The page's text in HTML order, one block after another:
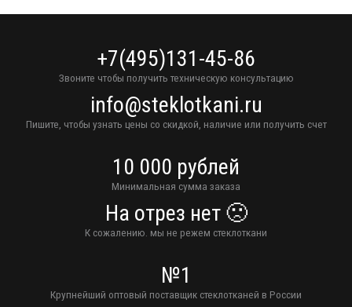
+7(495)131-45-86
Звоните чтобы получить техническую консультацию
info@steklotkani.ru
Пишите, чтобы узнать цены со скидкой, наличие или получить счет
10 000 рублей
Минимальная сумма заказа
На отрез нет 🙁
К сожалению. мы не режем стеклоткани
№1
Крупнейший оптовый поставщик стеклотканей в России